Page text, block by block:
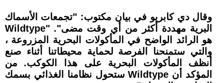
وقال دي كابريو في بيان مكتوب: "تجمعات الأسماك
البرية مهددة أكثر من أي وقت مضى". "Wildtype
هو الرائد الواضح في المأكولات البحرية المزروعة ،
والتي ستمنحنا الفرصة لحماية محيطاتنا أثناء صنع
أنظف المأكولات البحرية على هذا الكوكب. من
المؤكد أن Wildtype ستحول نظامنا الغذائي بسمك